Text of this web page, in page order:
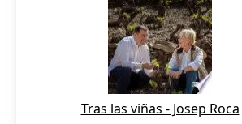
Tras las viñas - Josep Roca